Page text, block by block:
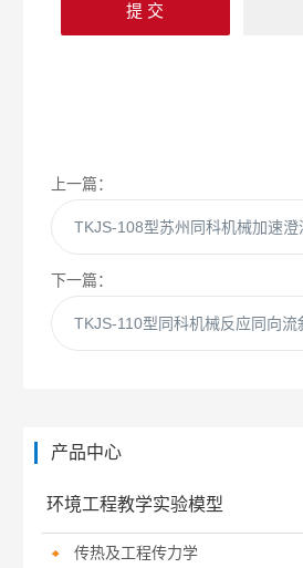
上一篇：
TKJS-108型苏州同科机械加速澄
下一篇：
TKJS-110型同科机械反应同向流
产品中心
环境工程教学实验模型
传热及工程传力学